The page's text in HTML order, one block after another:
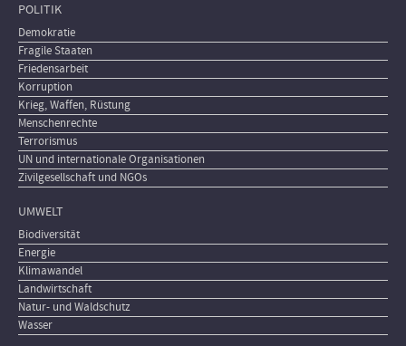
POLITIK
Demokratie
Fragile Staaten
Friedensarbeit
Korruption
Krieg, Waffen, Rüstung
Menschenrechte
Terrorismus
UN und internationale Organisationen
Zivilgesellschaft und NGOs
UMWELT
Biodiversität
Energie
Klimawandel
Landwirtschaft
Natur- und Waldschutz
Wasser